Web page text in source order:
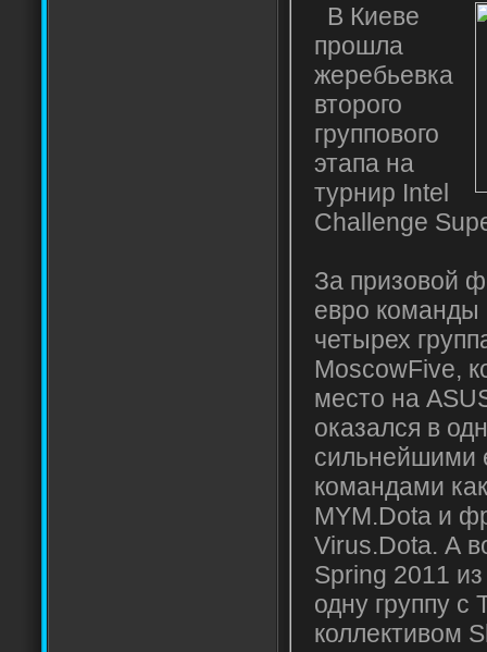
В Киеве
прошла
жеребьевка
второго
группового
этапа на
турнир Intel
Challenge
За призовой
евро команды
четырех
MoscowFive,
место на
оказался в
сильнейшими
командами
MYM.Dota и
Virus.Dota. А
Spring 2011
одну группу с
коллективом